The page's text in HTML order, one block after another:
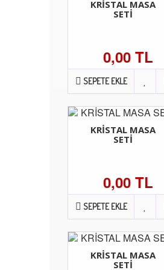
KRİSTAL MASA
SETİ
0,00 TL
SEPETE EKLE
KRİSTAL MASA
SETİ
0,00 TL
SEPETE EKLE
KRİSTAL MASA
SETİ